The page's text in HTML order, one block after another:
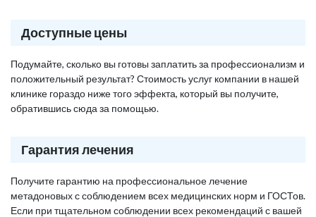
Доступные цены
Подумайте, сколько вы готовы заплатить за профессионализм и
положительный результат? Стоимость услуг компании в нашей
клинике гораздо ниже того эффекта, который вы получите,
обратившись сюда за помощью.
Гарантия лечения
Получите гарантию на профессиональное лечение
метадоновых с соблюдением всех медицинских норм и ГОСТов.
Если при тщательном соблюдении всех рекомендаций с вашей